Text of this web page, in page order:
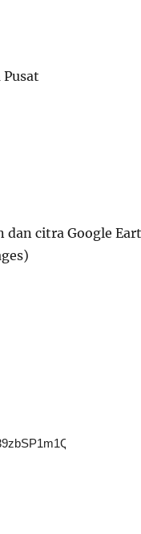
dan citra Google